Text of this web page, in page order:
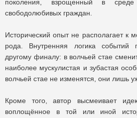
поколения, взрощенный в
свободолюбивых граждан.
Исторический опыт не располагает к
рода. Внутренняя логика событий
другому финалу: в волчьей стае
наиболее мускулистая и зубастая
волчьей стае не изменятся, они лишь
Кроме того, автор высмеивает
воплощённое в той или иной